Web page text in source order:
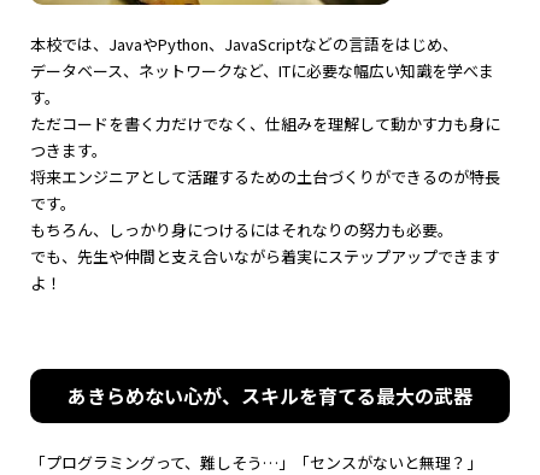
本校では、JavaやPython、JavaScriptなどの言語をはじめ、
データベース、ネットワークなど、ITに必要な幅広い知識を学べま
す。
ただコードを書く力だけでなく、仕組みを理解して動かす力も身に
つきます。
将来エンジニアとして活躍するための土台づくりができるのが特長
です。
もちろん、しっかり身につけるにはそれなりの努力も必要。
でも、先生や仲間と支え合いながら着実にステップアップできます
よ！
あきらめない心が、スキルを育てる最大の武器
「プログラミングって、難しそう…」「センスがないと無理？」